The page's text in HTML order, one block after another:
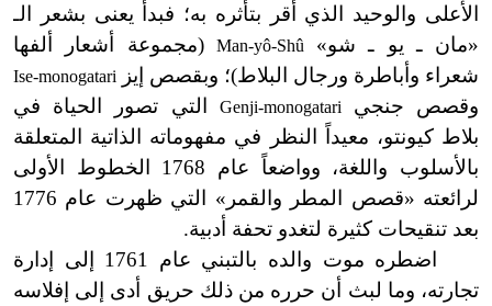
الأعلى والوحيد الذي أقر بتأثره به؛ فبدأ يعنى بشعر الـ
«مان ـ يو ـ شو»
Man-yô-Shû
(مجموعة أشعار ألفها
شعراء وأباطرة ورجال البلاط)؛ وبقصص إيز
Ise-monogatari
وقصص جنجي Genji-monogatari
التي تصور الحياة في
بلاط كيونتو، معيداً النظر في مفهوماته الذاتية المتعلقة
بالأسلوب واللغة، وواضعاً عام 1768 الخطوط الأولى
لرائعته «قصص المطر والقمر» التي ظهرت عام 1776
بعد تنقيحات كثيرة لتغدو تحفة أدبية.
اضطره موت والده بالتبني عام 1761 إلى إدارة
تجارته، وما لبث أن حرره من ذلك حريق أدى إلى إفلاسه